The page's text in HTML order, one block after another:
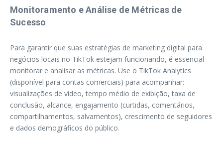
Monitoramento e Análise de Métricas de
Sucesso
Para garantir que suas estratégias de marketing digital para
negócios locais no TikTok estejam funcionando, é essencial
monitorar e analisar as métricas. Use o TikTok Analytics
(disponível para contas comerciais) para acompanhar:
visualizações de vídeo, tempo médio de exibição, taxa de
conclusão, alcance, engajamento (curtidas, comentários,
compartilhamentos, salvamentos), crescimento de seguidores
e dados demográficos do público.